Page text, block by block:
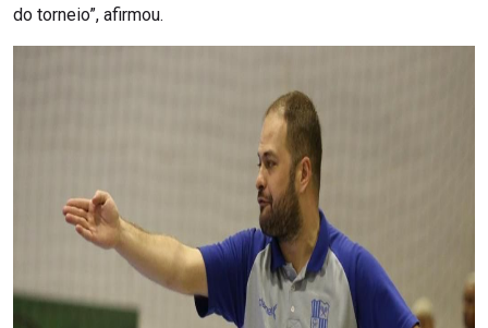
do torneio”, afirmou.